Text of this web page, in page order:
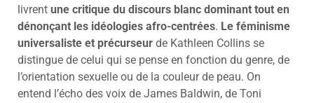
livrent une critique du discours blanc dominant tout en
dénonçant les idéologies afro-centrées. Le féminisme
universaliste et précurseur de Kathleen Collins se
distingue de celui qui se pense en fonction du genre, de
l’orientation sexuelle ou de la couleur de peau. On
entend l’écho des voix de James Baldwin, de Toni